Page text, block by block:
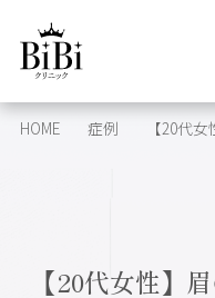
HOME 症例 【20代
【20代女性】